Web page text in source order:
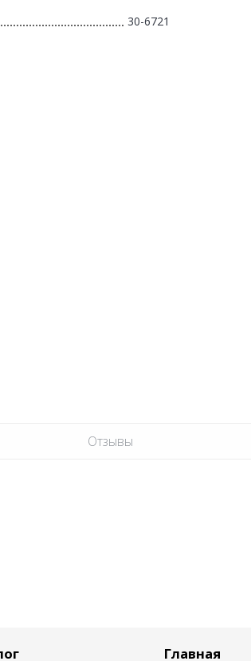
30-6721
Отзывы
Главная